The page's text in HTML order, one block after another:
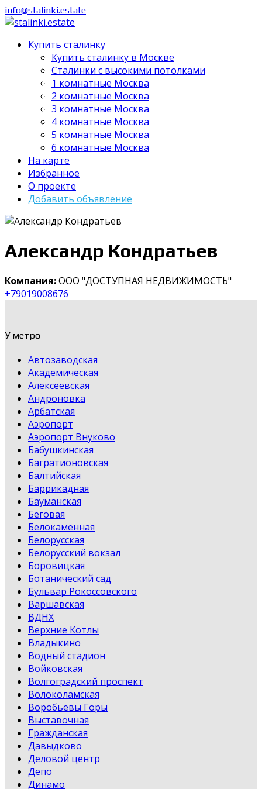
info@stalinki.estate
Купить сталинку
Купить сталинку в Москве
Cталинки с высокими потолками
1 комнатные Москва
2 комнатные Москва
3 комнатные Москва
4 комнатные Москва
5 комнатные Москва
6 комнатные Москва
На карте
Избранное
О проекте
Добавить объявление
Александр Кондратьев
Компания:ООО "ДОСТУПНАЯ НЕДВИЖИМОСТЬ"
+79019008676
У метро
Автозаводская
Академическая
Алексеевская
Андроновка
Арбатская
Аэропорт
Аэропорт Внуково
Бабушкинская
Багратионовская
Балтийская
Баррикадная
Бауманская
Беговая
Белокаменная
Белорусская
Белорусский вокзал
Боровицкая
Ботанический сад
Бульвар Рокоссовского
Варшавская
ВДНХ
Верхние Котлы
Владыкино
Водный стадион
Войковская
Волгоградский проспект
Волоколамская
Воробьевы Горы
Выставочная
Гражданская
Давыдково
Деловой центр
Депо
Динамо